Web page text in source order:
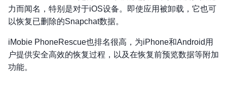
力而闻名，特别是对于iOS设备。即使应用被卸载，它也可
以恢复已删除的Snapchat数据。
iMobie PhoneRescue也排名很高，为iPhone和Android用
户提供安全高效的恢复过程，以及在恢复前预览数据等附加
功能。